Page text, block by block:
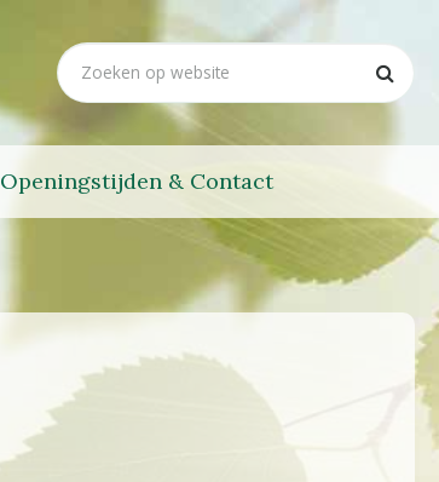
Openingstijden & Contact